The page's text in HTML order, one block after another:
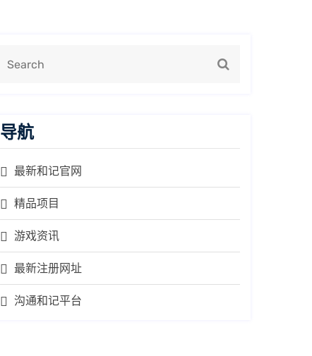
导航
最新和记官网
精品项目
游戏资讯
最新注册网址
沟通和记平台